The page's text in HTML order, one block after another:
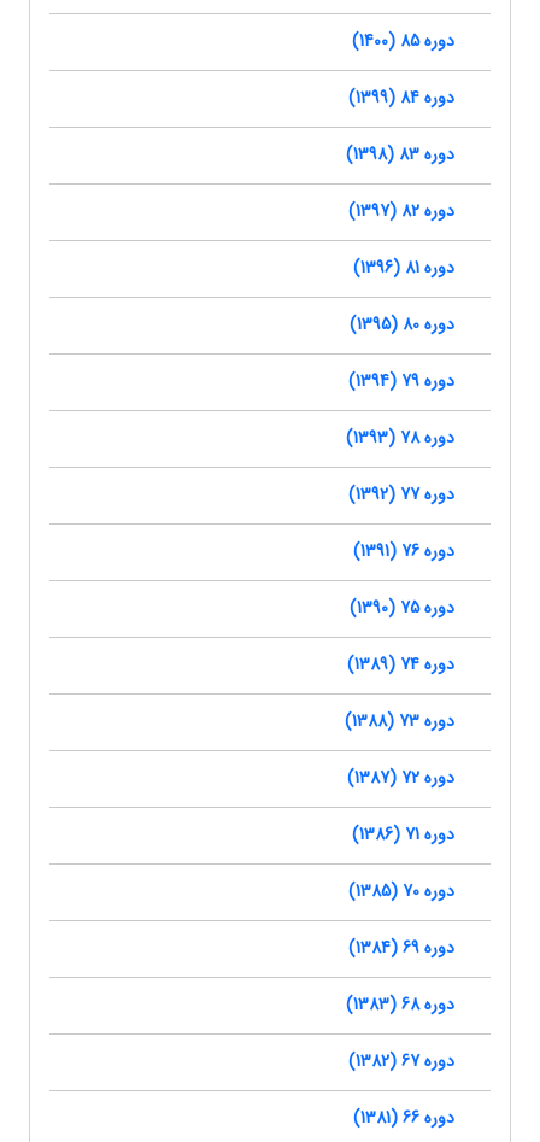
دوره 85 (1400)
دوره 84 (1399)
دوره 83 (1398)
دوره 82 (1397)
دوره 81 (1396)
دوره 80 (1395)
دوره 79 (1394)
دوره 78 (1393)
دوره 77 (1392)
دوره 76 (1391)
دوره 75 (1390)
دوره 74 (1389)
دوره 73 (1388)
دوره 72 (1387)
دوره 71 (1386)
دوره 70 (1385)
دوره 69 (1384)
دوره 68 (1383)
دوره 67 (1382)
دوره 66 (1381)